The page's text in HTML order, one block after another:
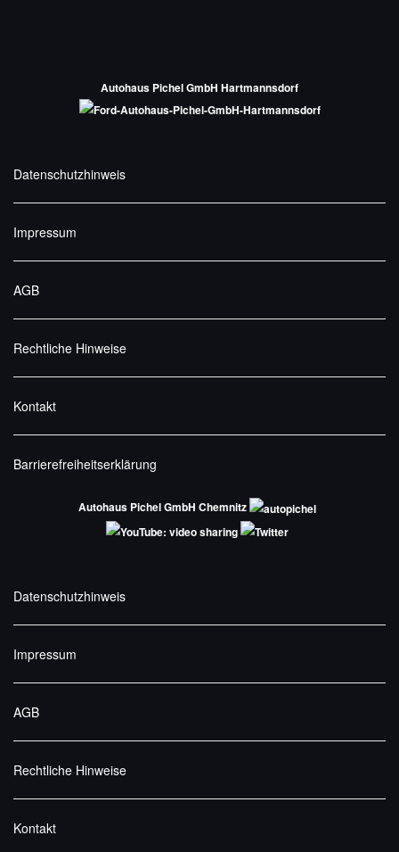
Autohaus Pichel GmbH Hartmannsdorf
Datenschutzhinweis
Impressum
AGB
Rechtliche Hinweise
Kontakt
Barrierefreiheitserklärung
Autohaus Pichel GmbH Chemnitz
Datenschutzhinweis
Impressum
AGB
Rechtliche Hinweise
Kontakt